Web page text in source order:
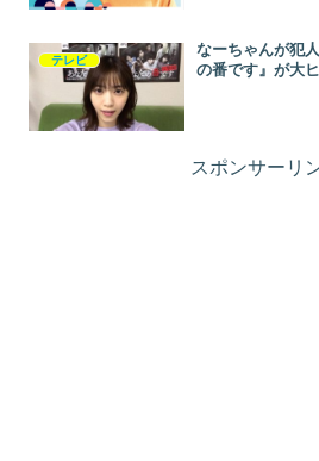
テレビ
なーちゃんが犯
の番です』が大
スポンサーリ